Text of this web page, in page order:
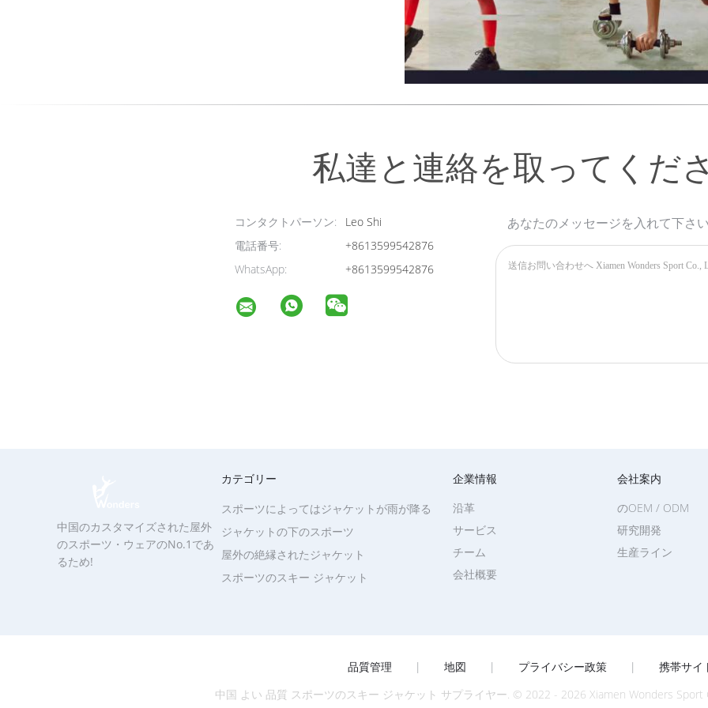
私達と連絡を取ってくだ
コンタクトパーソン:
Leo Shi
電話番号:
+8613599542876
WhatsApp:
+8613599542876
あなたのメッセージを入れて下さ
中国のカスタマイズされた屋外
のスポーツ・ウェアのNo.1であ
るため!
カテゴリー
スポーツのスキー ジャケット
スポーツによってはジャケットが雨が降る
ジャケットの下のスポーツ
屋外の絶縁されたジャケット
企業情報
会社概要
沿革
サービス
チーム
会社案内
生産ライン
のOEM / ODM
研究開発
品質管理 | 地図 | プライバシー政策 |
携帯サイ
中国 よい 品質 スポーツのスキー ジャケット サプライヤー. © 2022 - 2026 Xiamen Wonders Sport